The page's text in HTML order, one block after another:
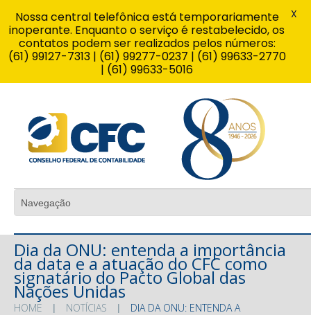
Dia da ONU: entenda a importância
da data e a atuação do CFC como
signatário do Pacto Global das
Nações Unidas
HOME NOTÍCIAS
DIA DA ONU: ENTENDA A
Nossa central telefônica está temporariamente
inoperante. Enquanto o serviço é restabelecido, os
contatos podem ser realizados pelos números:
(61) 99127-7313 | (61) 99277-0237 | (61) 99633-2770
| (61) 99633-5016
X